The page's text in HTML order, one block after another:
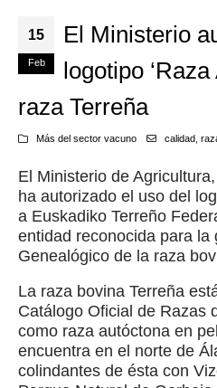
15
Feb
El Ministerio
logotipo
raza Terreña
Más del sector vacuno calidad,
El Ministerio de
ha autorizado el uso del
a Euskadiko Terreño
entidad reconocida para la
Genealógico de la raza
La raza bovina Terreña
Catálogo Oficial de Razas
como raza autóctona en
encuentra en el norte de
colindantes de ésta con